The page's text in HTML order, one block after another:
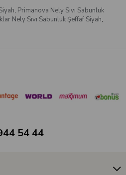
, Primanova Nely Sıvı Sabunluk
Nely Sıvı Sabunluk Şeffaf Siyah,
54 44